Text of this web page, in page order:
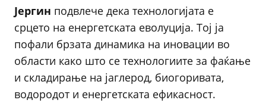
Јергин подвлече дека технологијата е
срцето на енергетската еволуција. Тој ја
пофали брзата динамика на иновации во
области како што се технологиите за фаќање
и складирање на јаглерод, биогоривата,
водородот и енергетската ефикасност.